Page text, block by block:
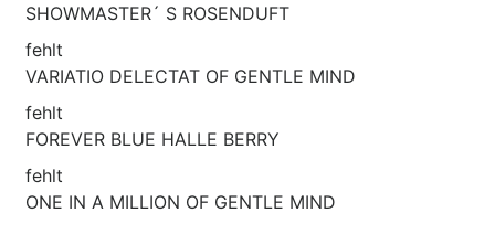
SHOWMASTER´ S ROSENDUFT
fehlt
VARIATIO DELECTAT OF GENTLE MIND
fehlt
FOREVER BLUE HALLE BERRY
fehlt
ONE IN A MILLION OF GENTLE MIND